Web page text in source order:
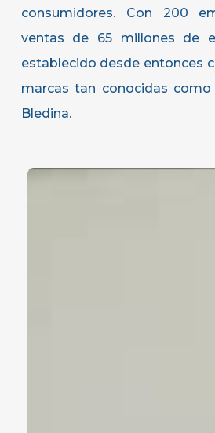
consumidores. Con 200
ventas de 65 millones de
establecido desde entonces
marcas tan conocidas como
Bledina.